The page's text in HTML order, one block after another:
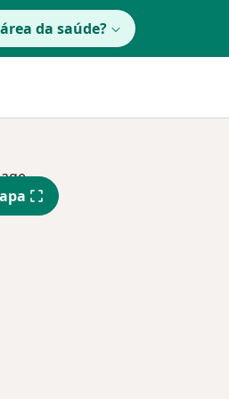
da saúde?
Sex,
14 Ago